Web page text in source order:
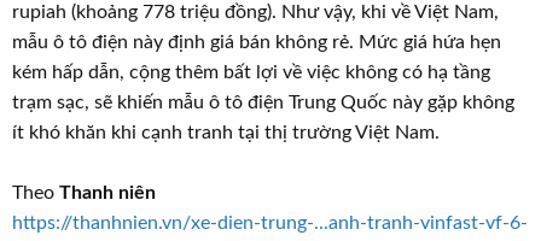
rupiah (khoảng 778 triệu đồng). Như vậy, khi về Việt Nam,
mẫu ô tô điện này định giá bán không rẻ. Mức giá hứa hẹn
kém hấp dẫn, cộng thêm bất lợi về việc không có hạ tầng
trạm sạc, sẽ khiến mẫu ô tô điện Trung Quốc này gặp không
ít khó khăn khi cạnh tranh tại thị trường Việt Nam.
Theo Thanh niên
https://thanhnien.vn/xe-dien-trung-...anh-tranh-vinfast-vf-6-